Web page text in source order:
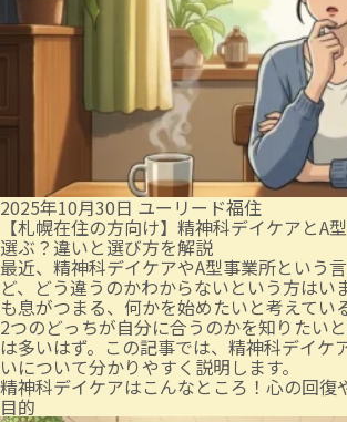
2025年10月30日 ユーリード福住
【札幌在住の方向け】精神科デイケアとA
選ぶ？違いと選び方を解説
最近、精神科デイケアやA型事業所という
ど、どう違うのかわからないという方はい
も息がつまる、何かを始めたいと考えてい
2つのどっちが自分に合うのかを知りたい
は多いはず。この記事では、精神科デイケ
いについて分かりやすく説明します。
精神科デイケアはこんなところ！心の回復
目的